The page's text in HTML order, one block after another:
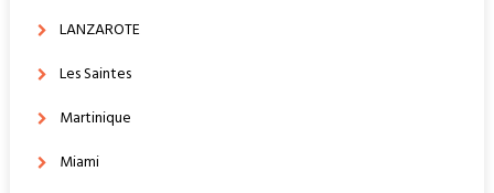
LANZAROTE
Les Saintes
Martinique
Miami